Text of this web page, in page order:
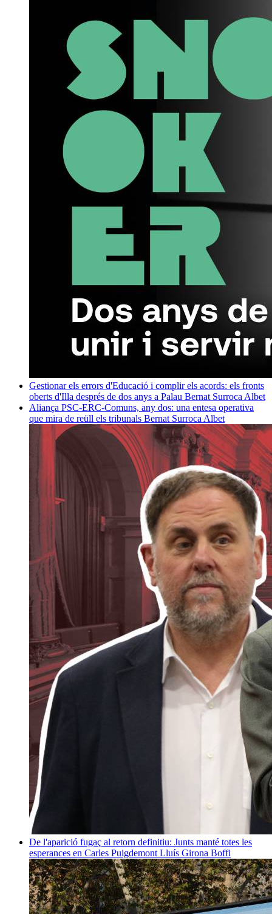
Gestionar els errors d'Educació i complir els acords: els fronts
oberts d'Illa després de dos anys a Palau Bernat Surroca Albet
Aliança PSC-ERC-Comuns, any dos: una entesa operativa
que mira de reüll els tribunals Bernat Surroca Albet
De l'aparició fugaç al retorn definitiu: Junts manté totes les
esperances en Carles Puigdemont Lluís Girona Boffi